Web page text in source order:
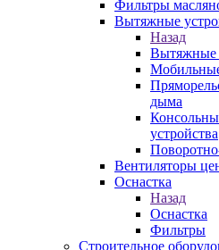
Фильтры
Вытяжные
Назад
Вытяжные
дыма
устройства
Вентиляторы
Оснастка
Назад
Оснастка
Фильтры
Строительное